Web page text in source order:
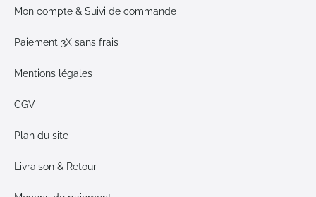
Mon compte & Suivi de commande
Paiement 3X sans frais
Mentions légales
CGV
Plan du site
Livraison & Retour